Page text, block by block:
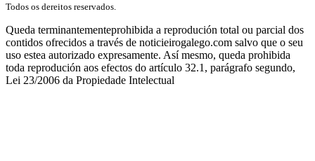
Todos os dereitos reservados.
Queda terminantementeprohibida a reprodución total ou parcial dos
contidos ofrecidos a través de noticieirogalego.com salvo que o seu
uso estea autorizado expresamente. Así mesmo, queda prohibida
toda reprodución aos efectos do artículo 32.1, parágrafo segundo,
Lei 23/2006 da Propiedade Intelectual